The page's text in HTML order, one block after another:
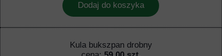
Dodaj do koszyka
Kula bukszpan drobny